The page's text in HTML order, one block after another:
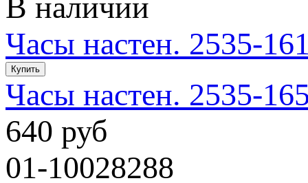
В наличии
Часы настен. 2535-
Часы настен. 2535-
640 руб
01-10028288